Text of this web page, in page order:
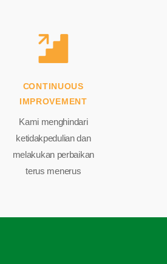
CONTINUOUS
IMPROVEMENT
Kami menghindari
ketidakpedulian dan
melakukan perbaikan
terus menerus